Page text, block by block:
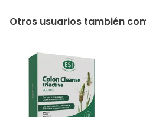
Otros usuarios también